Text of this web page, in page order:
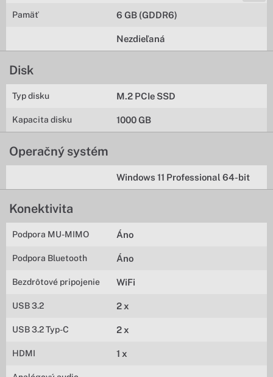
Pamäť 6 GB (GDDR6)
Nezdieľaná
Disk
Typ disku M.2 PCIe SSD
Kapacita disku 1000 GB
Operačný systém
Windows 11 Professional 64-bit
Konektivita
Podpora MU-MIMO Áno
Podpora Bluetooth Áno
Bezdrôtové pripojenie WiFi
USB 3.2 2 x
USB 3.2 Typ-C 2 x
HDMI 1 x